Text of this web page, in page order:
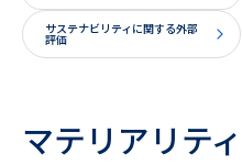
サステナビリティに関する外部
評価
マテリアリティ